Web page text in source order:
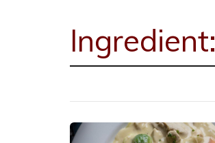
Ingredient: